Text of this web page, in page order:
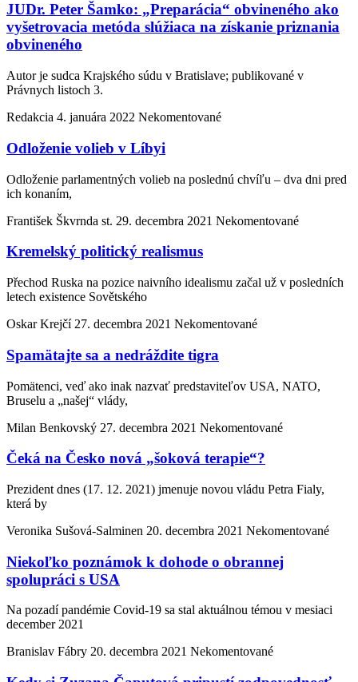
JUDr. Peter Šamko: „Preparácia“ obvineného ako
vyšetrovacia metóda slúžiaca na získanie priznania
obvineného
Autor je sudca Krajského súdu v Bratislave; publikované v
Právnych listoch 3.
Redakcia 4. januára 2022 Nekomentované
Odloženie volieb v Líbyi
Odloženie parlamentných volieb na poslednú chvíľu – dva dni pred
ich konaním,
František Škvrnda st. 29. decembra 2021 Nekomentované
Kremelský politický realismus
Přechod Ruska na pozice naivního idealismu začal už v posledních
letech existence Sovětského
Oskar Krejčí 27. decembra 2021 Nekomentované
Spamätajte sa a nedráždite tigra
Pomätenci, veď ako inak nazvať predstaviteľov USA, NATO,
Bruselu a „našej“ vlády,
Milan Benkovský 27. decembra 2021 Nekomentované
Čeká na Česko nová „šoková terapie“?
Prezident dnes (17. 12. 2021) jmenuje novou vládu Petra Fialy,
která by
Veronika Sušová-Salminen 20. decembra 2021 Nekomentované
Niekoľko poznámok k dohode o obrannej
spolupráci s USA
Na pozadí pandémie Covid-19 sa stal aktuálnou témou v mesiaci
december 2021
Branislav Fábry 20. decembra 2021 Nekomentované